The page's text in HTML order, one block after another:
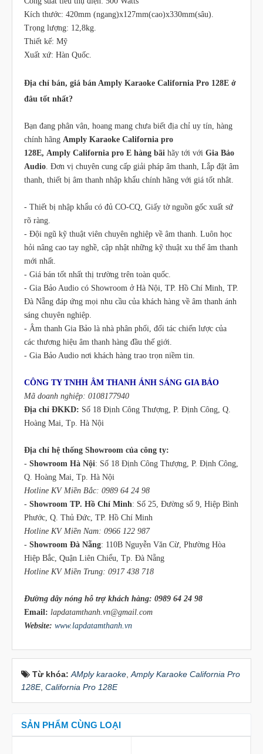
Kích thước: 420mm (ngang)x127mm(cao)x330mm(sâu).
Trọng lượng: 12,8kg.
Thiết kế: Mỹ
Xuất xứ: Hàn Quốc.
Địa chỉ bán, giá bán Amply Karaoke California Pro 128E ở
đâu tốt nhất?
Bạn đang phân vân, hoang mang chưa biết địa chỉ uy tín, hàng
chính hãng Amply Karaoke California pro
128E, Amply California pro E hàng bãi hãy tới với Gia Bảo
Audio. Đơn vị chuyên cung cấp giải pháp âm thanh, Lắp đặt âm
thanh, thiết bị âm thanh nhập khẩu chính hãng với giá tốt nhât.
- Thiết bị nhập khẩu có đủ CO-CQ, Giấy tờ nguồn gốc xuất sứ
rõ ràng.
- Đội ngũ kỹ thuật viên chuyên nghiệp về âm thanh. Luôn học
hỏi nâng cao tay nghề, cập nhật những kỹ thuật xu thế âm thanh
mới nhất.
- Giá bán tốt nhất thị trường trên toàn quốc.
- Gia Bảo Audio có Showroom ở Hà Nội, TP. Hồ Chí Minh, TP.
Đà Nẵng đáp ứng mọi nhu cầu của khách hàng về âm thanh ánh
sáng chuyên nghiệp.
- Âm thanh Gia Bảo là nhà phân phối, đối tác chiến lược của
các thương hiệu âm thanh hàng đầu thế giới.
- Gia Bảo Audio nơi khách hàng trao trọn niềm tin.
CÔNG TY TNHH ÂM THANH ÁNH SÁNG GIA BẢO
Mã doanh nghiệp: 0108177940
Địa chỉ ĐKKD: Số 18 Định Công Thượng, P. Định Công, Q.
Hoàng Mai, Tp. Hà Nội
Địa chỉ hệ thống Showroom của công ty:
- Showroom Hà Nội: Số 18 Định Công Thượng, P. Định Công,
Q. Hoàng Mai, Tp. Hà Nội
Hotline KV Miền Bắc: 0989 64 24 98
- Showroom TP. Hồ Chí Minh: Số 25, Đường số 9, Hiệp Bình
Phước, Q. Thủ Đức, TP. Hồ Chí Minh
Hotline KV Miền Nam: 0966 122 987
- Showroom Đà Nẵng: 110B Nguyễn Văn Cừ, Phường Hòa
Hiệp Bắc, Quận Liên Chiểu, Tp. Đà Nẵng
Hotline KV Miền Trung: 0917 438 718
Đường dây nóng hỗ trợ khách hàng: 0989 64 24 98
Email: lapdatamthanh.vn@gmail.com
Website: www.lapdatamthanh.vn
Từ khóa: AMply karaoke Amply Karaoke California Pro
128E, California Pro 128E
SẢN PHẨM CÙNG LOẠI